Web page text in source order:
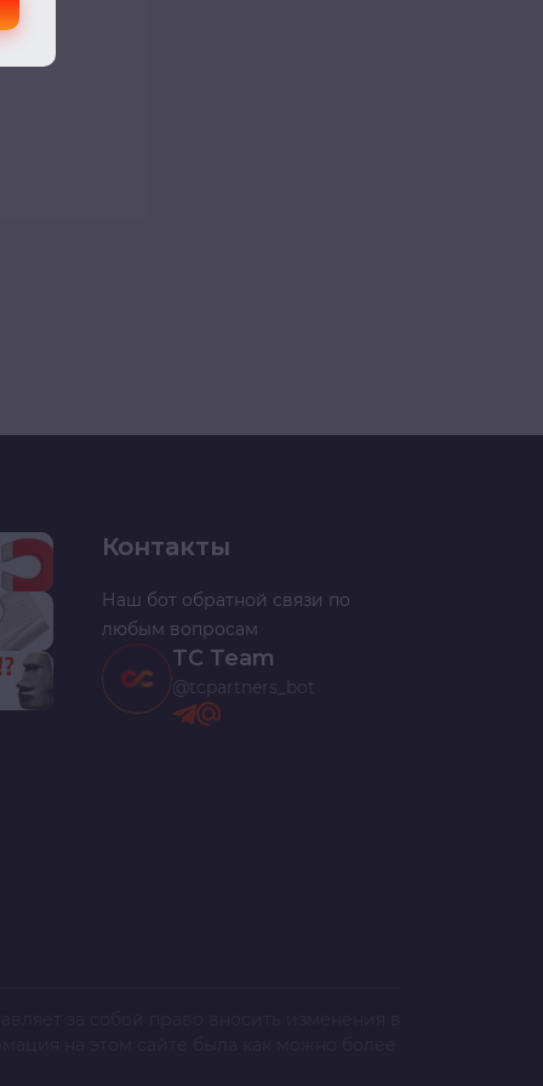
Контакты
Наш бот обратной связи по
любым вопросам
TC Team
@tcpartners_bot